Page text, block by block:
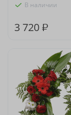
В наличии
3 720 ₽